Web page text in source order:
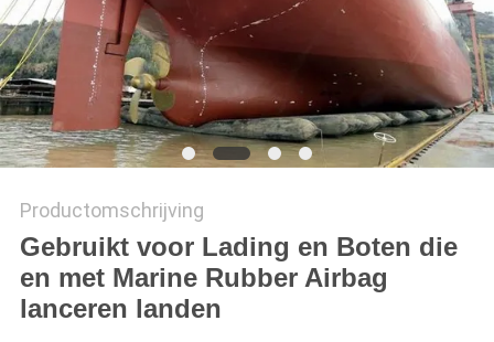
Productomschrijving
Gebruikt voor Lading en Boten die
en met Marine Rubber Airbag
lanceren landen